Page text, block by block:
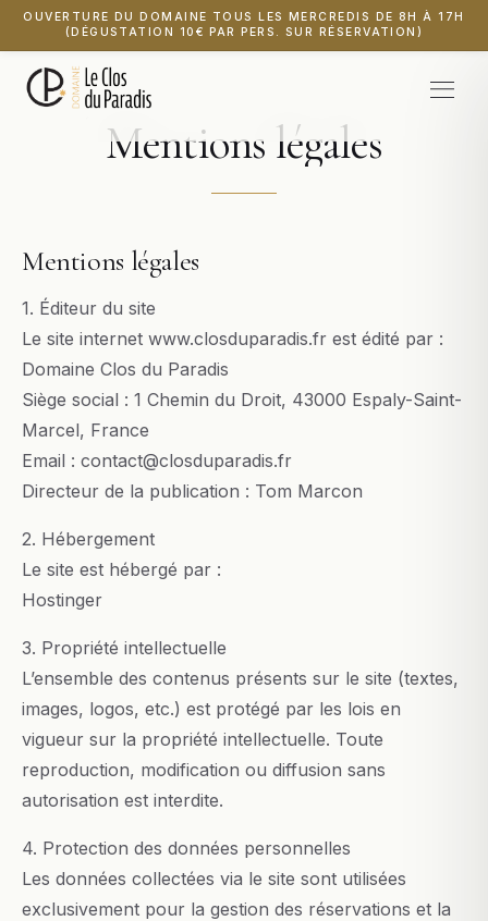
OUVERTURE DU DOMAINE TOUS LES MERCREDIS DE 8H À 17H
(DÉGUSTATION 10€ PAR PERS. SUR RÉSERVATION)
Mentions légales
Mentions légales
1. Éditeur du site
Le site internet www.closduparadis.fr est édité par :
Domaine Clos du Paradis
Siège social : 1 Chemin du Droit, 43000 Espaly-Saint-
Marcel, France
Email : contact@closduparadis.fr
Directeur de la publication : Tom Marcon
2. Hébergement
Le site est hébergé par :
Hostinger
3. Propriété intellectuelle
L’ensemble des contenus présents sur le site (textes,
images, logos, etc.) est protégé par les lois en
vigueur sur la propriété intellectuelle. Toute
reproduction, modification ou diffusion sans
autorisation est interdite.
4. Protection des données personnelles
Les données collectées via le site sont utilisées
exclusivement pour la gestion des réservations et la